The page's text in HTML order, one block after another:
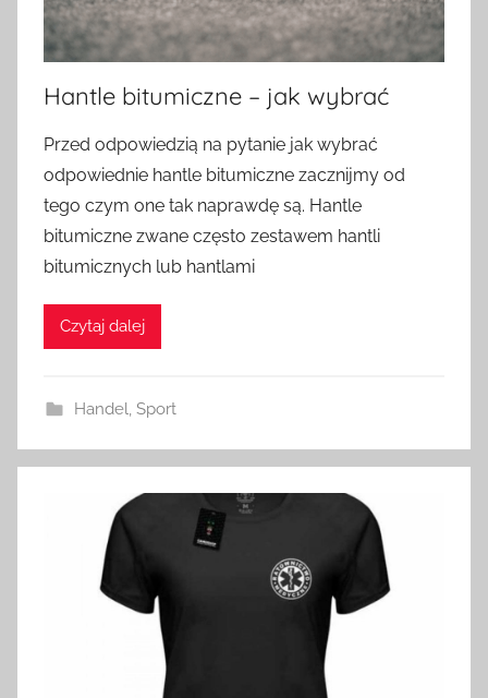
Hantle bitumiczne – jak wybrać
Przed odpowiedzią na pytanie jak wybrać
odpowiednie hantle bitumiczne zacznijmy od
tego czym one tak naprawdę są. Hantle
bitumiczne zwane często zestawem hantli
bitumicznych lub hantlami
Czytaj dalej
Handel, Sport